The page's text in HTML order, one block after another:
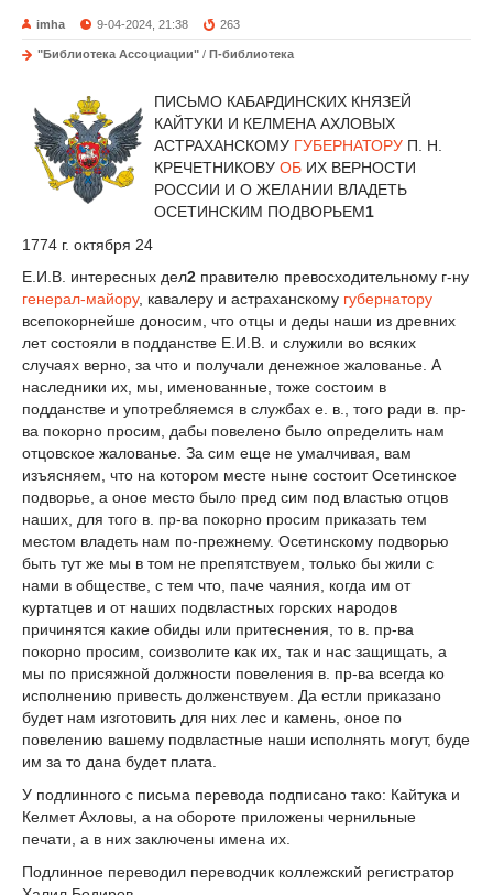
imha 9-04-2024, 21:38 263
"Библиотека Ассоциации" / П-библиотека
ПИСЬМО КАБАРДИНСКИХ КНЯЗЕЙ
КАЙТУКИ И КЕЛМЕНА АХЛОВЫХ
АСТРАХАНСКОМУ ГУБЕРНАТОРУ П. Н.
КРЕЧЕТНИКОВУ ОБ ИХ ВЕРНОСТИ
РОССИИ И О ЖЕЛАНИИ ВЛАДЕТЬ
ОСЕТИНСКИМ ПОДВОРЬЕМ1
1774 г. октября 24
Е.И.В. интересных дел2 правителю превосходительному г-ну
генерал-майору, кавалеру и астраханскому губернатору
всепокорнейше доносим, что отцы и деды наши из древних
лет состояли в подданстве Е.И.В. и служили во всяких
случаях верно, за что и получали денежное жалованье. А
наследники их, мы, именованные, тоже состоим в
подданстве и употребляемся в службах е. в., того ради в. пр-
ва покорно просим, дабы повелено было определить нам
отцовское жалованье. За сим еще не умалчивая, вам
изъясняем, что на котором месте ныне состоит Осетинское
подворье, а оное место было пред сим под властью отцов
наших, для того в. пр-ва покорно просим приказать тем
местом владеть нам по-прежнему. Осетинскому подворью
быть тут же мы в том не препятствуем, только бы жили с
нами в обществе, с тем что, паче чаяния, когда им от
куртатцев и от наших подвластных горских народов
причинятся какие обиды или притеснения, то в. пр-ва
покорно просим, соизволите как их, так и нас защищать, а
мы по присяжной должности повеления в. пр-ва всегда ко
исполнению привесть долженствуем. Да естли приказано
будет нам изготовить для них лес и камень, оное по
повелению вашему подвластные наши исполнять могут, буде
им за то дана будет плата.
У подлинного с письма перевода подписано тако: Кайтука и
Келмет Ахловы, а на обороте приложены чернильные
печати, а в них заключены имена их.
Подлинное переводил переводчик коллежский регистратор